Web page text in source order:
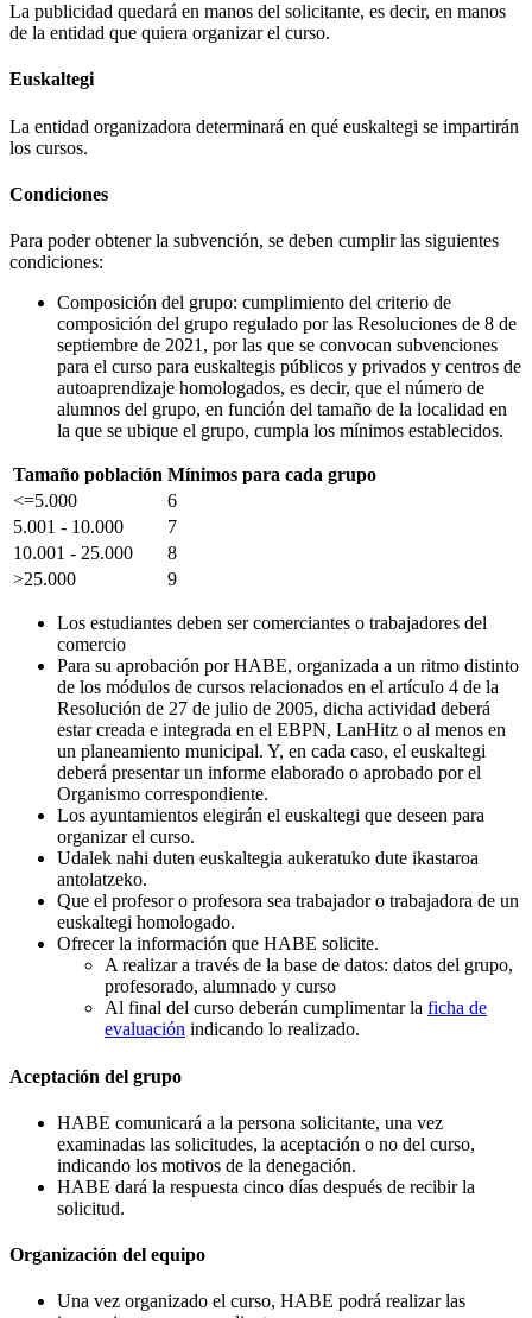
La publicidad quedará en manos del solicitante, es decir, en manos
de la entidad que quiera organizar el curso.
Euskaltegi
La entidad organizadora determinará en qué euskaltegi se impartirán
los cursos.
Condiciones
Para poder obtener la subvención, se deben cumplir las siguientes
condiciones:
Composición del grupo: cumplimiento del criterio de
composición del grupo regulado por las Resoluciones de 8 de
septiembre de 2021, por las que se convocan subvenciones
para el curso para euskaltegis públicos y privados y centros de
autoaprendizaje homologados, es decir, que el número de
alumnos del grupo, en función del tamaño de la localidad en
la que se ubique el grupo, cumpla los mínimos establecidos.
Tamaño población Mínimos para cada grupo
<=5.000
6
5.001 - 10.000
7
10.001 - 25.000
8
>25.000
9
Los estudiantes deben ser comerciantes o trabajadores del
comercio
Para su aprobación por HABE, organizada a un ritmo distinto
de los módulos de cursos relacionados en el artículo 4 de la
Resolución de 27 de julio de 2005, dicha actividad deberá
estar creada e integrada en el EBPN, LanHitz o al menos en
un planeamiento municipal. Y, en cada caso, el euskaltegi
deberá presentar un informe elaborado o aprobado por el
Organismo correspondiente.
Los ayuntamientos elegirán el euskaltegi que deseen para
organizar el curso.
Udalek nahi duten euskaltegia aukeratuko dute ikastaroa
antolatzeko.
Que el profesor o profesora sea trabajador o trabajadora de un
euskaltegi homologado.
Ofrecer la información que HABE solicite.
A realizar a través de la base de datos: datos del grupo,
profesorado, alumnado y curso
Al final del curso deberán cumplimentar la ficha de
evaluación indicando lo realizado.
Aceptación del grupo
HABE comunicará a la persona solicitante, una vez
examinadas las solicitudes, la aceptación o no del curso,
indicando los motivos de la denegación.
HABE dará la respuesta cinco días después de recibir la
solicitud.
Organización del equipo
Una vez organizado el curso, HABE podrá realizar las